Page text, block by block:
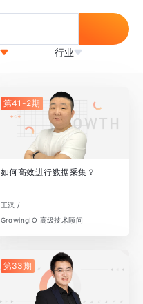
行业
第41-2期
如何高效进行数据采集？
王汉 /
GrowingIO 高级技术顾问
第33期